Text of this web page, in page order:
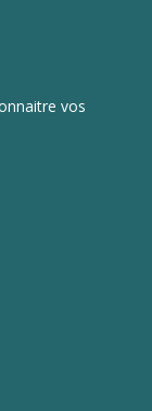
vos